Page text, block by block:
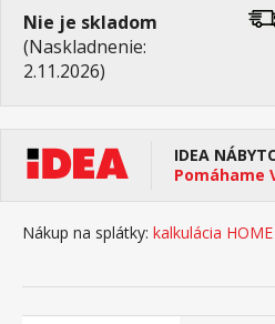
Nie je skladom
(Naskladnenie:
2.11.2026)
IDEA
Pomáhame
Nákup na splátky: kalkulácia HOME